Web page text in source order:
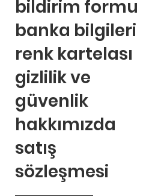
bildirim formu
banka bilgileri
renk kartelası
gizlilik ve
güvenlik
hakkımızda
satış
sözleşmesi